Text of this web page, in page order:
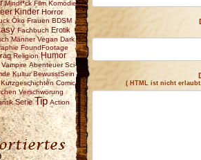
Mindf*ck Film Komödie
Kinder Horror
Öko Frauen BDSM
Fachbuch Erotik
Männer Vegan Dark
FoundFootage
Religion Humor
Vampire Abenteuer Sci-
Kultur BewusstSein
Kurzgeschichten Comic
Verschwörung
Serie Tip Action
( HTML ist nicht